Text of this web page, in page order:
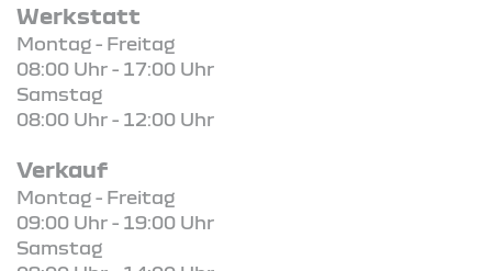
Werkstatt
Montag - Freitag
08:00 Uhr - 17:00 Uhr
Samstag
08:00 Uhr - 12:00 Uhr
Verkauf
Montag - Freitag
09:00 Uhr - 19:00 Uhr
Samstag